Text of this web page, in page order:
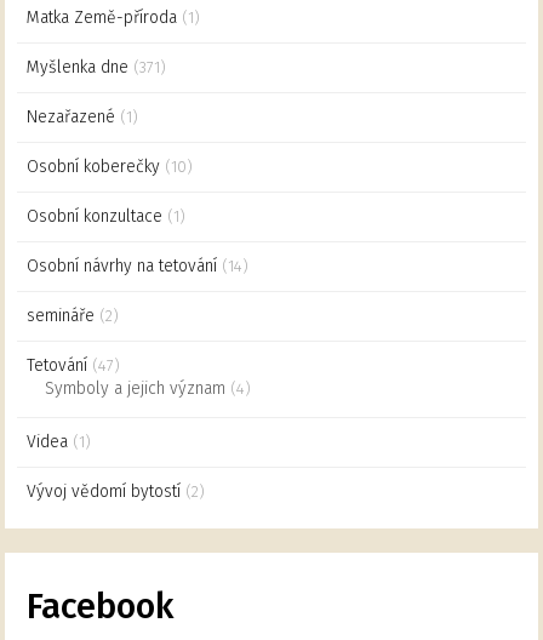
Matka Země-příroda (1)
Myšlenka dne (371)
Nezařazené (1)
Osobní koberečky (10)
Osobní konzultace (1)
Osobní návrhy na tetování (14)
semináře (2)
Tetování (47)
Symboly a jejich význam (4)
Videa (1)
Vývoj vědomí bytostí (2)
Facebook